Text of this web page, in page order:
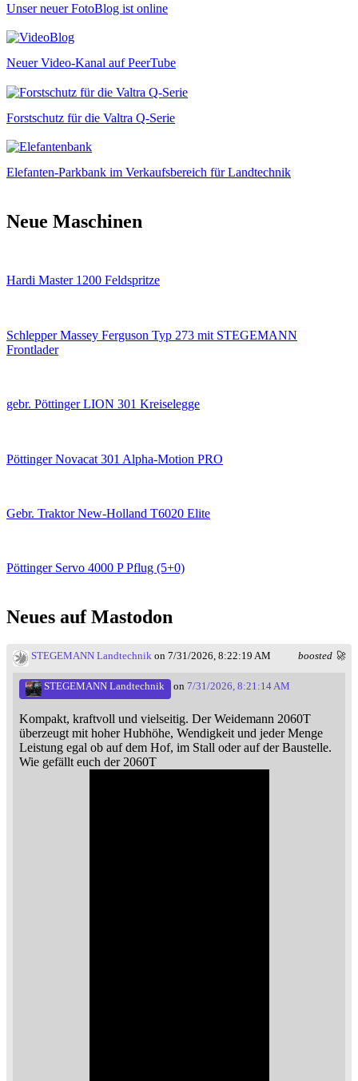
Unser neuer FotoBlog ist online
Neuer Video-Kanal auf PeerTube
Forstschutz für die Valtra Q-Serie
Elefanten-Parkbank im Verkaufsbereich für Landtechnik
Neue Maschinen
Hardi Master 1200 Feldspritze
Schlepper Massey Ferguson Typ 273 mit STEGEMANN
Frontlader
gebr. Pöttinger LION 301 Kreiselegge
Pöttinger Novacat 301 Alpha-Motion PRO
Gebr. Traktor New-Holland T6020 Elite
Pöttinger Servo 4000 P Pflug (5+0)
Neues auf Mastodon
boosted 🚀
STEGEMANN Landtechnik on 7/31/2026, 8:22:19 AM
STEGEMANN Landtechnik on 7/31/2026, 8:21:14 AM
Kompakt, kraftvoll und vielseitig. Der Weidemann 2060T
überzeugt mit hoher Hubhöhe, Wendigkeit und jeder Menge
Leistung egal ob auf dem Hof, im Stall oder auf der Baustelle.
Wie gefällt euch der 2060T